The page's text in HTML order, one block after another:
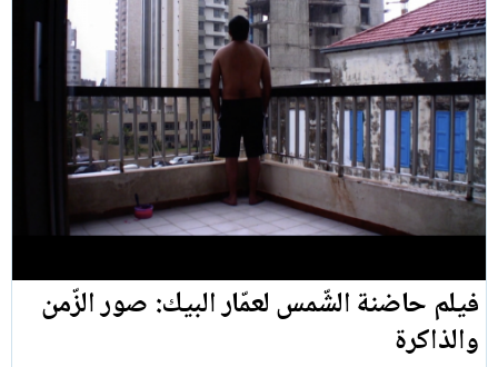
فيلم حاضنة الشّمس لعمّار البيك: صور الزّمن
والذاكرة